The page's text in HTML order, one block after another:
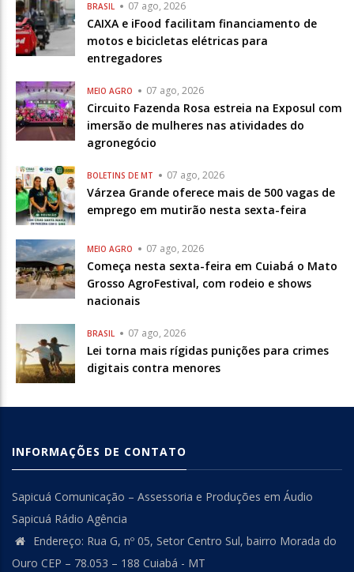
BRASIL 07 ago, 2026
CAIXA e iFood facilitam financiamento de
motos e bicicletas elétricas para
entregadores
MEIO AGRO 07 ago, 2026
Circuito Fazenda Rosa estreia na Exposul com
imersão de mulheres nas atividades do
agronegócio
BOLETINS DE MT 07 ago, 2026
Várzea Grande oferece mais de 500 vagas de
emprego em mutirão nesta sexta-feira
MEIO AGRO 07 ago, 2026
Começa nesta sexta-feira em Cuiabá o Mato
Grosso AgroFestival, com rodeio e shows
nacionais
BRASIL 07 ago, 2026
Lei torna mais rígidas punições para crimes
digitais contra menores
INFORMAÇÕES DE CONTATO
Sapicuá Comunicação – Assessoria e Produções em Áudio
Sapicuá Rádio Agência
Endereço: Rua G, nº 05, Setor Centro Sul, bairro Morada do
Ouro CEP – 78.053 – 188 Cuiabá - MT